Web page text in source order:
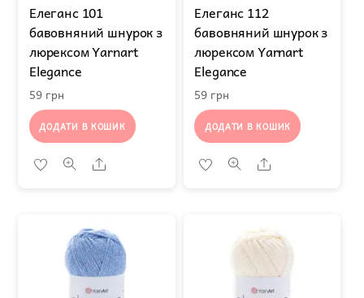
Елеганс 101
бавовняний шнурок з
люрексом Yarnart
Elegance
59 грн
ДОДАТИ В КОШИК
Share
Елеганс 112
бавовняний шнурок з
люрексом Yarnart
Elegance
59 грн
ДОДАТИ В КОШИК
Share